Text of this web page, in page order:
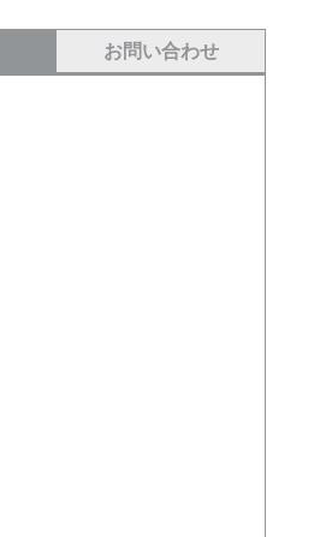
お問い合わせ